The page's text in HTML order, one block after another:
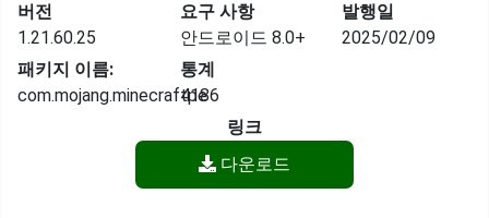
버전
1.21.60.25
요구 사항
안드로이드 8.0+
발행일
2025/02/09
패키지 이름:
com.mojang.minecraftpe
통계
4186
링크
다운로드